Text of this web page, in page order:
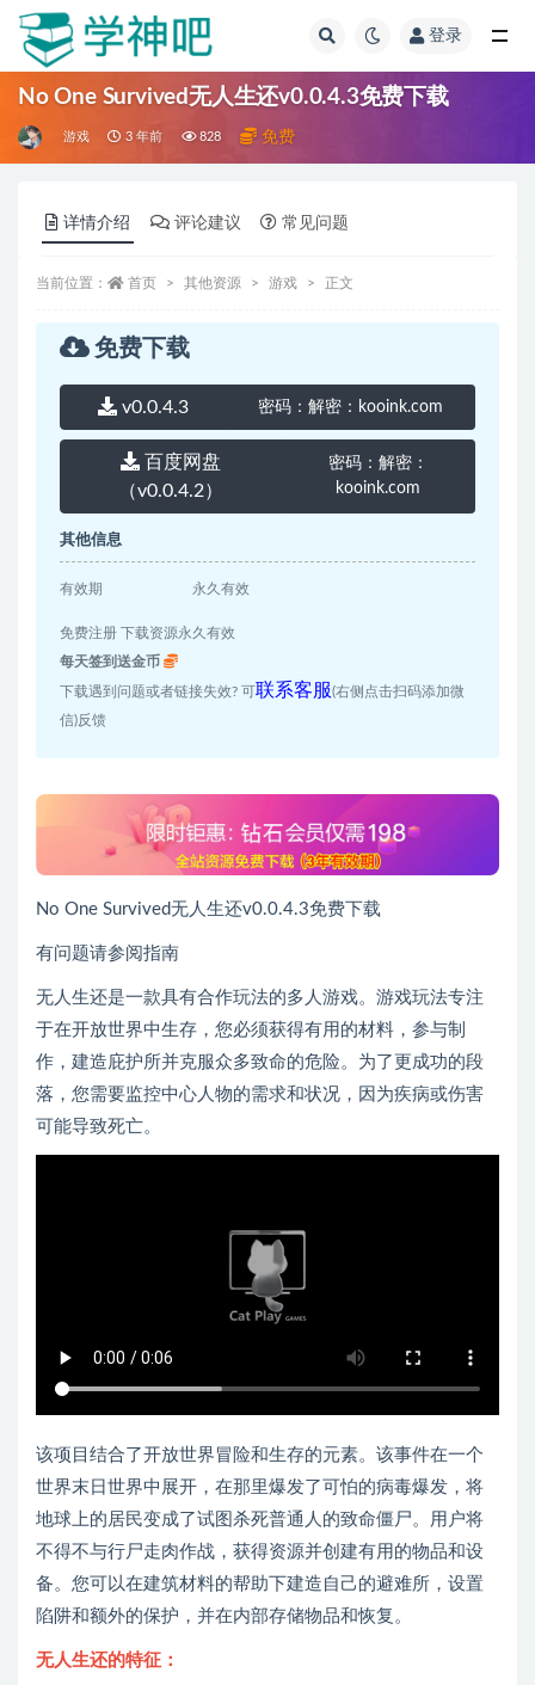
登录
No One Survived无人生还v0.0.4.3免费下载
游戏 3 年前 828 免费
详情介绍 评论建议 常见问题
当前位置： 首页 其他资源 游戏 正文
免费下载
v0.0.4.3 密码： 解密：kooink.com
百度网盘
（v0.0.4.2）
密码： 解密：
kooink.com
其他信息
有效期 永久有效
免费注册 下载资源永久有效
每天签到送金币
下载遇到问题或者链接失效? 可 联系客服(右侧点击扫码添加微
信)反馈
No One Survived无人生还v0.0.4.3免费下载
有问题请参阅指南
无人生还是一款具有合作玩法的多人游戏。游戏玩法专注
于在开放世界中生存，您必须获得有用的材料，参与制
作，建造庇护所并克服众多致命的危险。为了更成功的段
落，您需要监控中心人物的需求和状况，因为疾病或伤害
可能导致死亡。
该项目结合了开放世界冒险和生存的元素。该事件在一个
世界末日世界中展开，在那里爆发了可怕的病毒爆发，将
地球上的居民变成了试图杀死普通人的致命僵尸。用户将
不得不与行尸走肉作战，获得资源并创建有用的物品和设
备。您可以在建筑材料的帮助下建造自己的避难所，设置
陷阱和额外的保护，并在内部存储物品和恢复。
无人生还的特征：